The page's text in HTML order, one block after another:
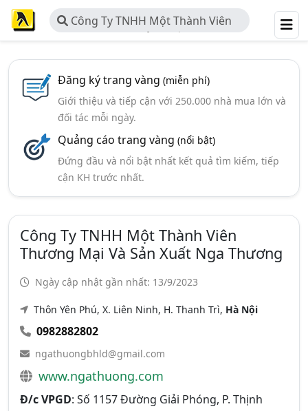
Công Ty TNHH Một Thành Viên
Thương Mại Và Sản Xuất Nga
Đăng ký trang vàng (miễn phí)
Giới thiệu và tiếp cận với 250.000 nhà mua lớn và
đối tác mỗi ngày.
Quảng cáo trang vàng (nổi bật)
Đứng đầu và nổi bật nhất kết quả tìm kiếm, tiếp
cận KH trước nhất.
Công Ty TNHH Một Thành Viên
Thương Mại Và Sản Xuất Nga Thương
Ngày cập nhật gần nhất: 13/9/2023
Thôn Yên Phú, X. Liên Ninh, H. Thanh Trì, Hà Nội
0982882802
ngathuongbhld@gmail.com
www.ngathuong.com
Đ/c VPGD: Số 1157 Đường Giải Phóng, P. Thịnh